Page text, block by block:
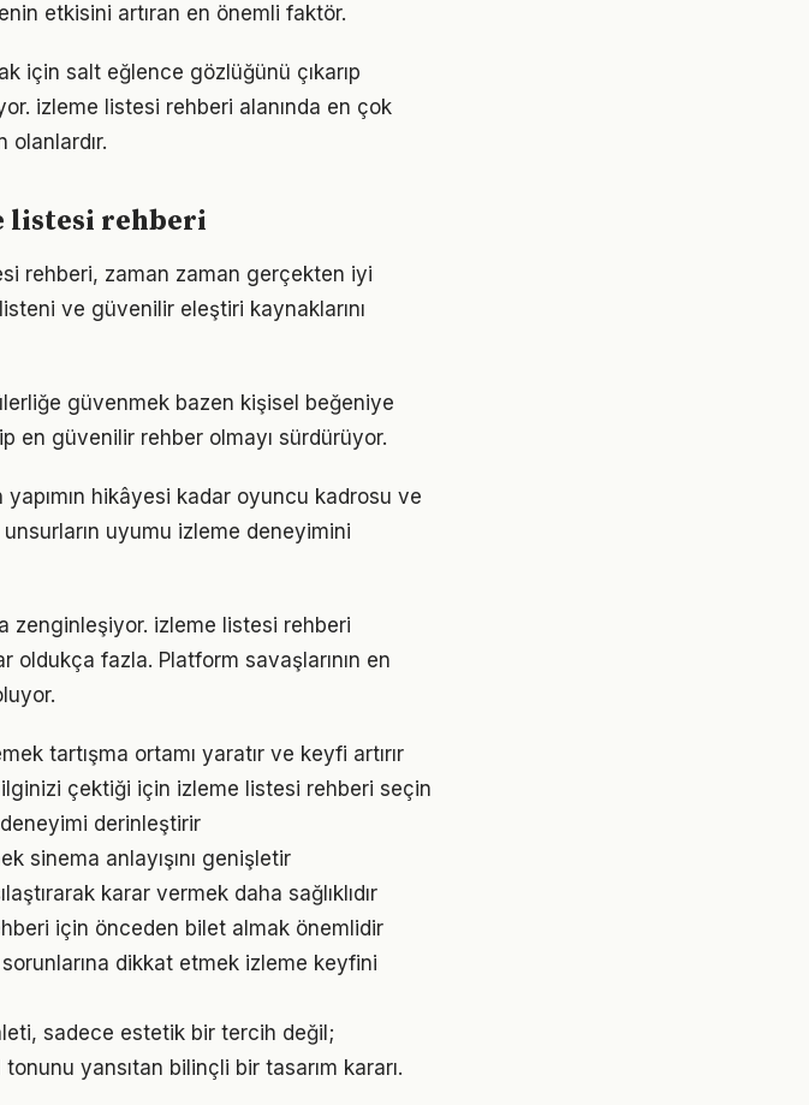
etkisini artıran en önemli faktör.
için salt eğlence gözlüğünü çıkarıp
izleme listesi rehberi alanında en çok
olanlardır.
listesi rehberi
rehberi, zaman zaman gerçekten iyi
ve güvenilir eleştiri kaynaklarını
güvenmek bazen kişisel beğeniye
en güvenilir rehber olmayı sürdürüyor.
hikâyesi kadar oyuncu kadrosu ve
uyumu izleme deneyimini
zenginleşiyor. izleme listesi rehberi
oldukça fazla. Platform savaşlarının en
tartışma ortamı yaratır ve keyfi artırır
çektiği için izleme listesi rehberi seçin
derinleştirir
sinema anlayışını genişletir
karar vermek daha sağlıklıdır
için önceden bilet almak önemlidir
dikkat etmek izleme keyfini
sadece estetik bir tercih değil;
yansıtan bilinçli bir tasarım kararı.